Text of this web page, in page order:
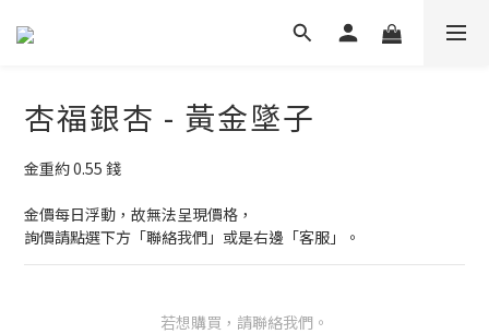
杏福銀杏 - 黃金墜子
金重約 0.55 錢
金價每日浮動，故無法呈現價格，
詢價請點選下方「聯絡我們」或是右邊「客服」。
若想購買，請聯絡我們。